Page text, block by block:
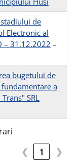
stadiului de
Electronic al
– 31.12.2022 –
bugetului de
a
SRL
❮ 1 ❯